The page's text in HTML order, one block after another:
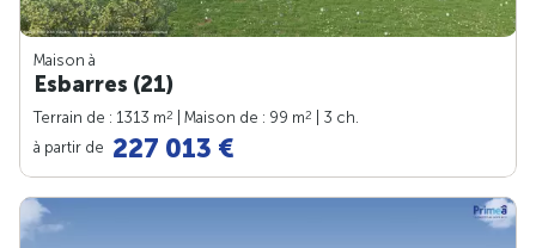
Maison à
Esbarres (21)
Terrain de : 1313 m2 | Maison de : 99 m2
| 3 ch.
à partir de 227 013 €